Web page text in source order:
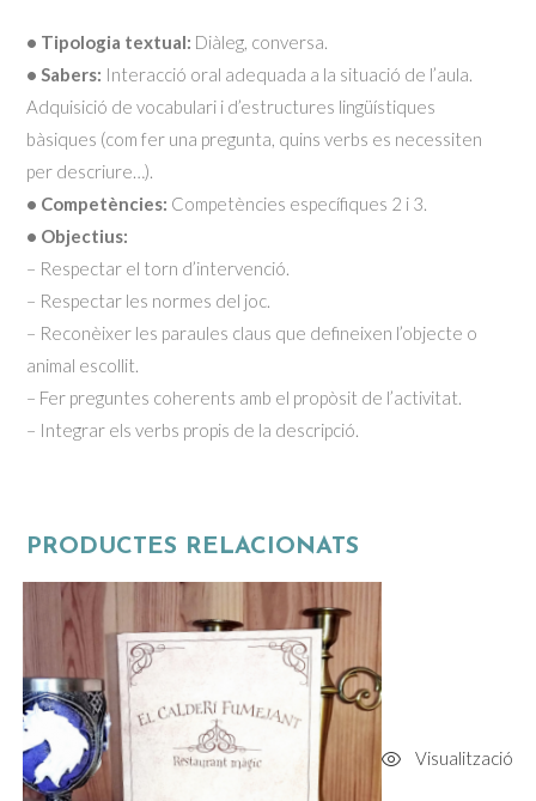
• Tipologia textual: Diàleg, conversa.
• Sabers: Interacció oral adequada a la situació de l’aula.
Adquisició de vocabulari i d’estructures lingüístiques
bàsiques (com fer una pregunta, quins verbs es necessiten
per descriure…).
• Competències: Competències específiques 2 i 3.
• Objectius:
– Respectar el torn d’intervenció.
– Respectar les normes del joc.
– Reconèixer les paraules claus que defineixen l’objecte o
animal escollit.
– Fer preguntes coherents amb el propòsit de l’activitat.
– Integrar els verbs propis de la descripció.
PRODUCTES RELACIONATS
Visualització